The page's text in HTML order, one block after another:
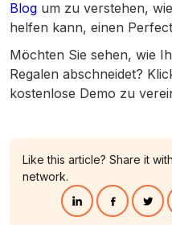
Like this article? Share it
network.
Blog um zu verstehen,
helfen kann, einen
Möchten Sie sehen, wie
Regalen abschneidet?
kostenlose Demo zu